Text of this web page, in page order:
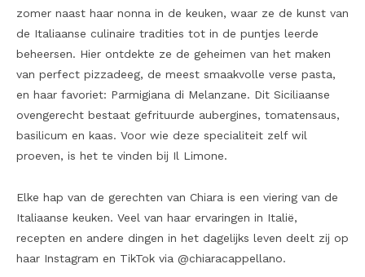
zomer naast haar nonna in de keuken, waar ze de kunst van
de Italiaanse culinaire tradities tot in de puntjes leerde
beheersen. Hier ontdekte ze de geheimen van het maken
van perfect pizzadeeg, de meest smaakvolle verse pasta,
en haar favoriet: Parmigiana di Melanzane. Dit Siciliaanse
ovengerecht bestaat gefrituurde aubergines, tomatensaus,
basilicum en kaas. Voor wie deze specialiteit zelf wil
proeven, is het te vinden bij Il Limone.
Elke hap van de gerechten van Chiara is een viering van de
Italiaanse keuken. Veel van haar ervaringen in Italië,
recepten en andere dingen in het dagelijks leven deelt zij op
haar Instagram en TikTok via @chiaracappellano.